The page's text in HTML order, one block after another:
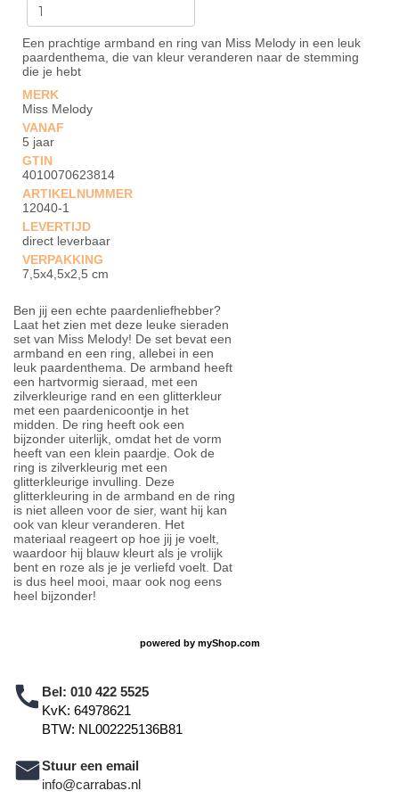
Een prachtige armband en ring van Miss Melody in een leuk
paardenthema, die van kleur veranderen naar de stemming
die je hebt
MERK
Miss Melody
VANAF
5 jaar
GTIN
4010070623814
ARTIKELNUMMER
12040-1
LEVERTIJD
direct leverbaar
VERPAKKING
7,5x4,5x2,5 cm
Ben jij een echte paardenliefhebber?
Laat het zien met deze leuke sieraden
set van Miss Melody! De set bevat een
armband en een ring, allebei in een
leuk paardenthema. De armband heeft
een hartvormig sieraad, met een
zilverkleurige rand en een glitterkleur
met een paardenicoontje in het
midden. De ring heeft ook een
bijzonder uiterlijk, omdat het de vorm
heeft van een klein paardje. Ook de
ring is zilverkleurig met een
glitterkleurige invulling. Deze
glitterkleuring in de armband en de ring
is niet alleen voor de sier, want hij kan
ook van kleur veranderen. Het
materiaal reageert op hoe jij je voelt,
waardoor hij blauw kleurt als je vrolijk
bent en roze als je je verliefd voelt. Dat
is dus heel mooi, maar ook nog eens
heel bijzonder!
powered by myShop.com
Bel: 010 422 5525
KvK: 64978621
BTW: NL002225136B81
Stuur een email
info@carrabas.nl